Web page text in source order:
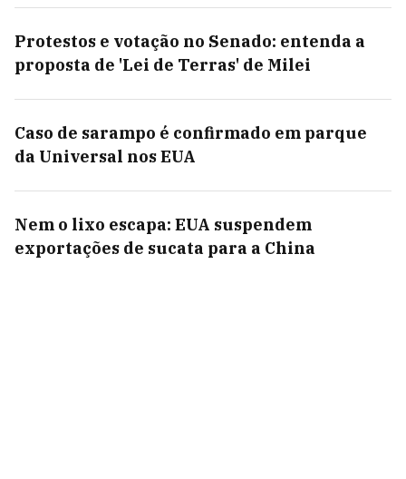
Protestos e votação no Senado: entenda a
proposta de 'Lei de Terras' de Milei
Caso de sarampo é confirmado em parque
da Universal nos EUA
Nem o lixo escapa: EUA suspendem
exportações de sucata para a China